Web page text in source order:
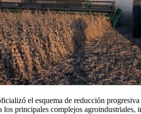
el esquema de reducción progresiva
principales complejos agroindustriales,